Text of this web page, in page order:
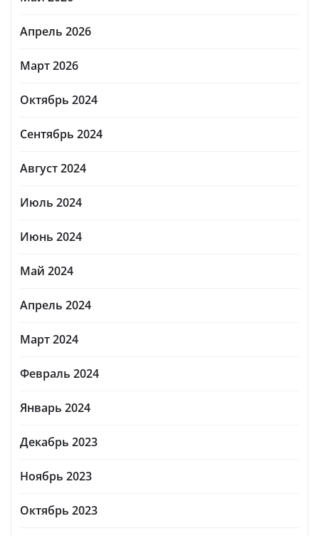
Апрель 2026
Март 2026
Октябрь 2024
Сентябрь 2024
Август 2024
Июль 2024
Июнь 2024
Май 2024
Апрель 2024
Март 2024
Февраль 2024
Январь 2024
Декабрь 2023
Ноябрь 2023
Октябрь 2023